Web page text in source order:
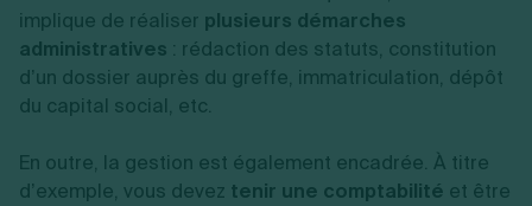
implique de réaliser plusieurs démarches
administratives : rédaction des statuts, constitution
d’un dossier auprès du greffe, immatriculation, dépôt
du capital social, etc.
En outre, la gestion est également encadrée. À titre
d’exemple, vous devez tenir une comptabilité et être